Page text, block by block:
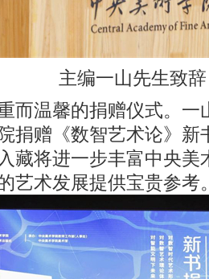
主编一山先生致辞
温馨的捐赠仪式。一
捐赠《数智艺术论》新
藏将进一步丰富中央美
艺术发展提供宝贵参考